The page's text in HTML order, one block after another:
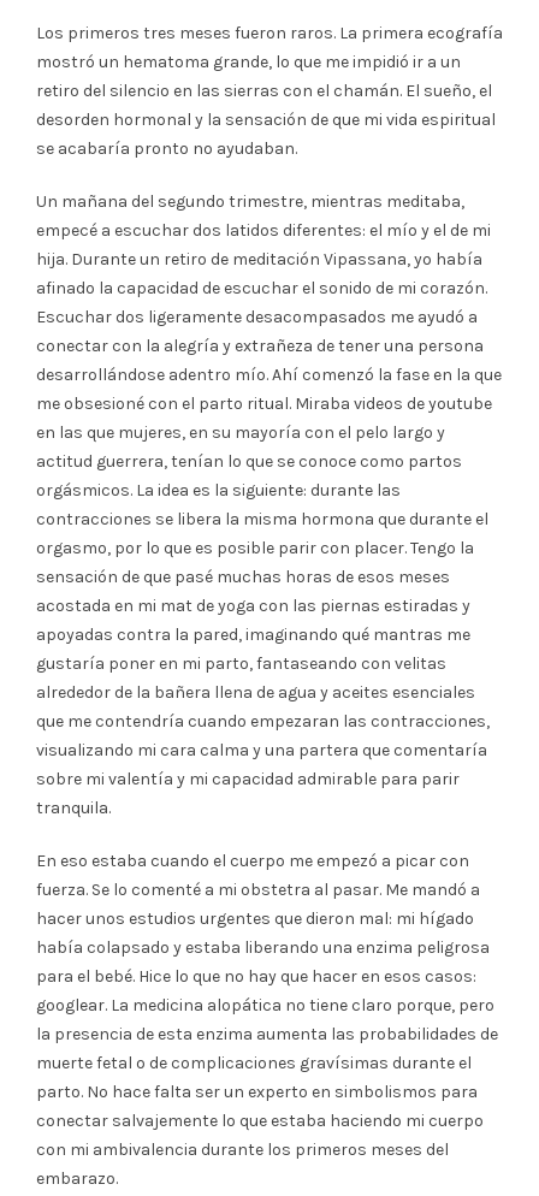
Los primeros tres meses fueron raros. La primera ecografía
mostró un hematoma grande, lo que me impidió ir a un
retiro del silencio en las sierras con el chamán. El sueño, el
desorden hormonal y la sensación de que mi vida espiritual
se acabaría pronto no ayudaban.
Un mañana del segundo trimestre, mientras meditaba,
empecé a escuchar dos latidos diferentes: el mío y el de mi
hija. Durante un retiro de meditación Vipassana, yo había
afinado la capacidad de escuchar el sonido de mi corazón.
Escuchar dos ligeramente desacompasados me ayudó a
conectar con la alegría y extrañeza de tener una persona
desarrollándose adentro mío. Ahí comenzó la fase en la que
me obsesioné con el parto ritual. Miraba videos de youtube
en las que mujeres, en su mayoría con el pelo largo y
actitud guerrera, tenían lo que se conoce como partos
orgásmicos. La idea es la siguiente: durante las
contracciones se libera la misma hormona que durante el
orgasmo, por lo que es posible parir con placer. Tengo la
sensación de que pasé muchas horas de esos meses
acostada en mi mat de yoga con las piernas estiradas y
apoyadas contra la pared, imaginando qué mantras me
gustaría poner en mi parto, fantaseando con velitas
alrededor de la bañera llena de agua y aceites esenciales
que me contendría cuando empezaran las contracciones,
visualizando mi cara calma y una partera que comentaría
sobre mi valentía y mi capacidad admirable para parir
tranquila.
En eso estaba cuando el cuerpo me empezó a picar con
fuerza. Se lo comenté a mi obstetra al pasar. Me mandó a
hacer unos estudios urgentes que dieron mal: mi hígado
había colapsado y estaba liberando una enzima peligrosa
para el bebé. Hice lo que no hay que hacer en esos casos:
googlear. La medicina alopática no tiene claro porque, pero
la presencia de esta enzima aumenta las probabilidades de
muerte fetal o de complicaciones gravísimas durante el
parto. No hace falta ser un experto en simbolismos para
conectar salvajemente lo que estaba haciendo mi cuerpo
con mi ambivalencia durante los primeros meses del
embarazo.